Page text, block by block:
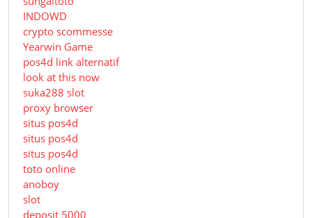
INDOWD
crypto scommesse
Yearwin Game
pos4d link alternatif
look at this now
suka288 slot
proxy browser
situs pos4d
situs pos4d
situs pos4d
toto online
anoboy
slot
deposit 5000